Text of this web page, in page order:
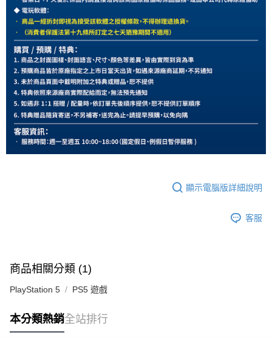
顯示電腦版詳細說明
客服
商品相關分類 (1)
PlayStation 5 PS5 遊戲
本分類熱銷全站排行